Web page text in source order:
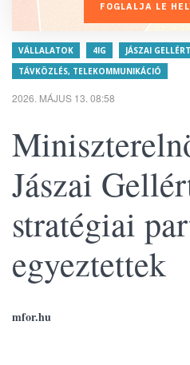
FOGLALJA LE
VÁLLALATOK 4IG JÁSZAI GELLÉRT
TÁVKÖZLÉS, TELEKOMMUNIKÁCIÓ
2026. MÁJUS 13. 08:58
Jászai
stratégiai
egyeztettek
mfor.hu